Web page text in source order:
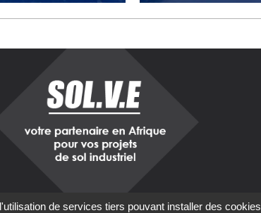
de services tiers pouvant installer des cookies